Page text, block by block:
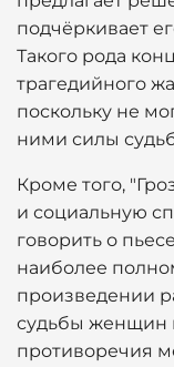
подчёркивает
Такого рода
трагедийного
поскольку не
ними силы
Кроме того,
и социальную
говорить о
наиболее
произведении
судьбы женщин
противоречия